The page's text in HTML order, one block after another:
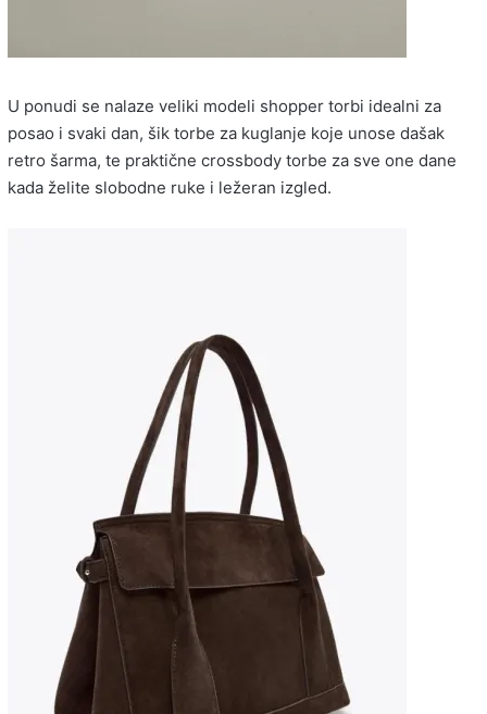
U ponudi se nalaze veliki modeli shopper torbi idealni za
posao i svaki dan, šik torbe za kuglanje koje unose dašak
retro šarma, te praktične crossbody torbe za sve one dane
kada želite slobodne ruke i ležeran izgled.